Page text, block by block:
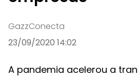
GazzConecta
23/09/2020 14:02
A pandemia acelerou a